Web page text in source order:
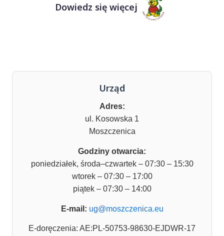
Dowiedz się więcej
Urząd
Adres:
ul. Kosowska 1
Moszczenica
Godziny otwarcia:
poniedziałek, środa–czwartek – 07:30 – 15:30
wtorek – 07:30 – 17:00
piątek – 07:30 – 14:00
E-mail: ug@moszczenica.eu
E-doręczenia: AE:PL-50753-98630-EJDWR-17